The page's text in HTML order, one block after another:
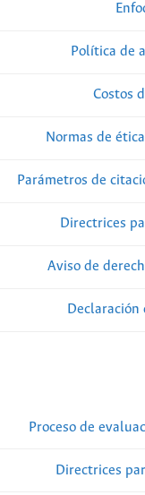
Política de
Costos
Normas de
Parámetros de
Directrices
Aviso de
Proceso de
Directrices